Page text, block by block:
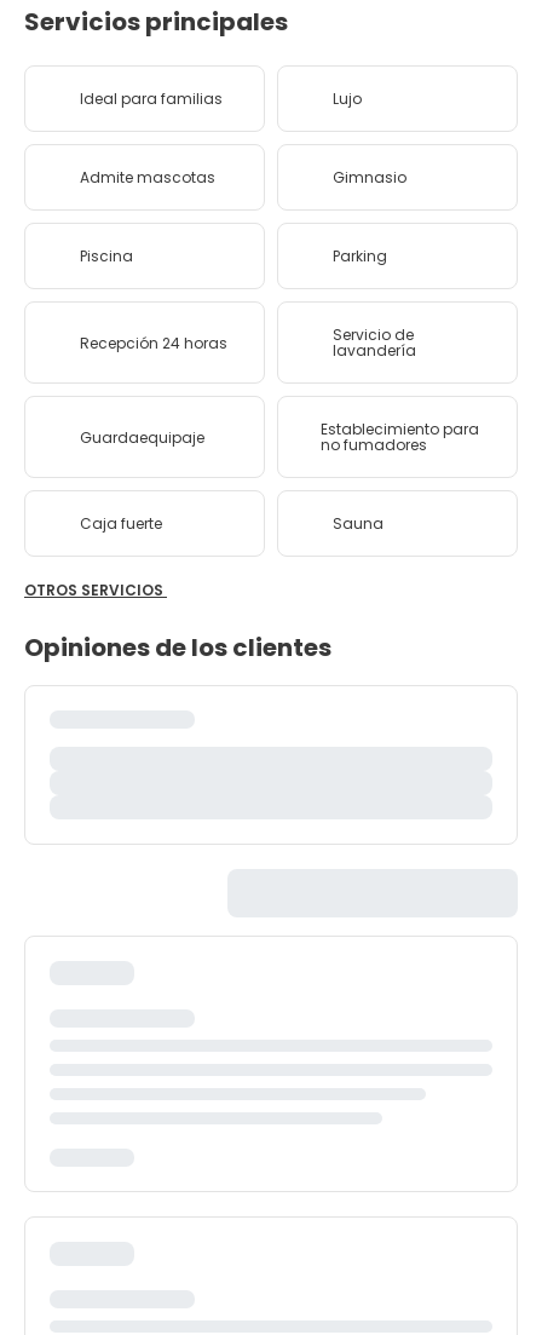
Servicios principales
Ideal para familias Lujo
Admite mascotas Gimnasio
Piscina Parking
Recepción 24 horas Servicio de
lavandería
Guardaequipaje Establecimiento para
no fumadores
Caja fuerte Sauna
OTROS SERVICIOS
Opiniones de los clientes